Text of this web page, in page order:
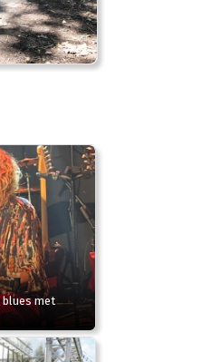
blues met